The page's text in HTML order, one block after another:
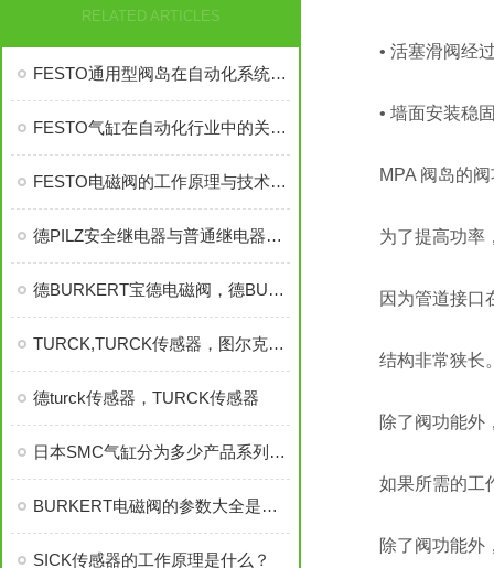
RELATED ARTICLES
FESTO通用型阀岛在自动化系统中的应用
FESTO气缸在自动化行业中的关键应用
FESTO电磁阀的工作原理与技术特点解析
德PILZ安全继电器与普通继电器有何不同？
德BURKERT宝德电磁阀，德BURKERT,BURKERT,BURKERT电磁阀
TURCK,TURCK传感器，图尔克传感器
德turck传感器，TURCK传感器
日本SMC气缸分为多少产品系列，日本SMC气缸
BURKERT电磁阀的参数大全是有哪些组成的，BURKERT电磁阀
SICK传感器的工作原理是什么？
• 活塞滑阀经过
• 墙面安装稳
MPA 阀岛的阀
为了提高功率，
因为管道接口在
结构非常狭长
除了阀功能外，
如果所需的工作
除了阀功能外，